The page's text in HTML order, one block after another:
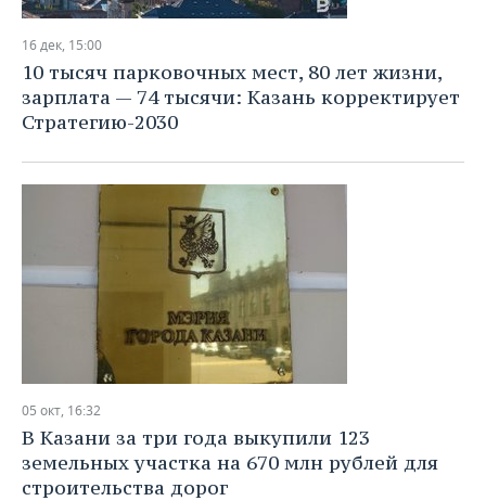
16 дек, 15:00
10 тысяч парковочных мест, 80 лет жизни,
зарплата — 74 тысячи: Казань корректирует
Стратегию-2030
05 окт, 16:32
В Казани за три года выкупили 123
земельных участка на 670 млн рублей для
строительства дорог